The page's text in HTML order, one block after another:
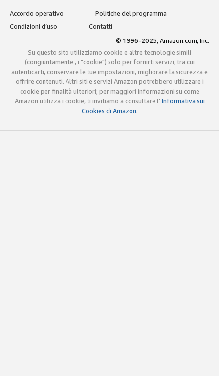
Accordo operativo
Politiche del programma
Condizioni d’uso
Contatti
© 1996-2025, Amazon.com, Inc.
Su questo sito utilizziamo cookie e altre tecnologie simili
(congiuntamente , i "cookie") solo per fornirti servizi, tra cui
autenticarti, conservare le tue impostazioni, migliorare la sicurezza e
offrire contenuti. Altri siti e servizi Amazon potrebbero utilizzare i
cookie per finalità ulteriori; per maggiori informazioni su come
Amazon utilizza i cookie, ti invitiamo a consultare l’Informativa sui
Cookies di Amazon.